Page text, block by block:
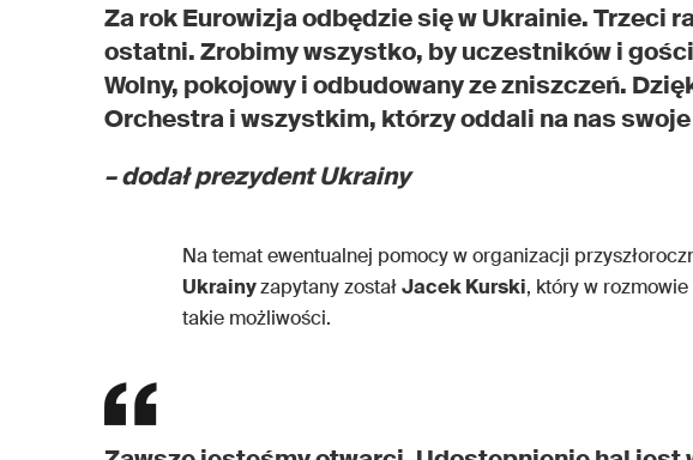
Za rok Eurowizja odbędzie się w Ukrainie. Trzeci
ostatni. Zrobimy wszystko, by uczestników i
Wolny, pokojowy i odbudowany ze zniszczeń.
Orchestra i wszystkim, którzy oddali na nas swoje
– dodał prezydent Ukrainy
Na temat ewentualnej pomocy w organizacji
Ukrainyzapytany zostałJacek Kurski, który w rozmowie
takie możliwości.